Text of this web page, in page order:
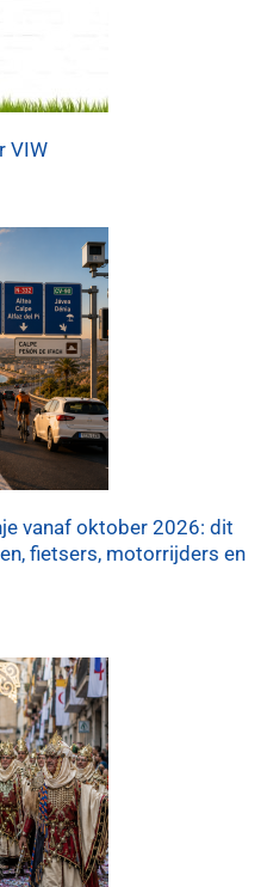
VIW
vanaf oktober 2026: dit
fietsers, motorrijders en